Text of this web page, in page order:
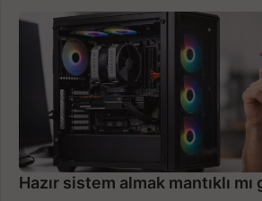
Hazır sistem almak mantıklı